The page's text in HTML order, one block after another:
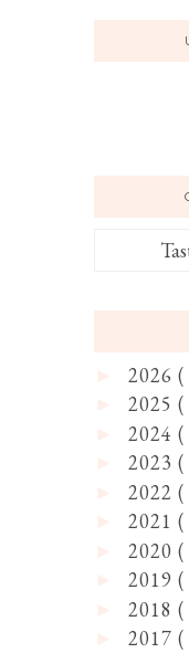
2026 (
2025 (
2024 (
2023 (
2022 (
2021 (
2020 (
2019 (
2018 (
2017 (